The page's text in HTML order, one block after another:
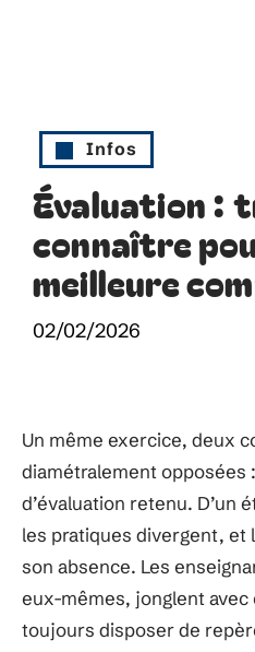
Infos
Évaluation :
connaître
meilleure
02/02/2026
Un même exercice, deux
diamétralement opposées
d’évaluation retenu. D’un
les pratiques divergent, et
son absence. Les
eux-mêmes, jonglent avec
toujours disposer de